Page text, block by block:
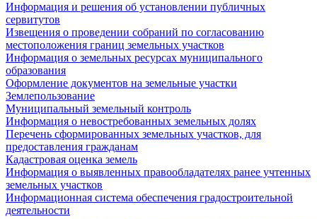
Информация и решения об установлении публичных
сервитутов
Извещения о проведении собраний по согласованию
местоположения границ земельных участков
Информация о земельных ресурсах муниципального
образования
Оформление документов на земельные участки
Землепользование
Муниципальный земельный контроль
Информация о невостребованных земельных долях
Перечень сформированных земельных участков, для
предоставления гражданам
Кадастровая оценка земель
Информация о выявленных правообладателях ранее учтенных
земельных участков
Информационная система обеспечения градостроительной
деятельности